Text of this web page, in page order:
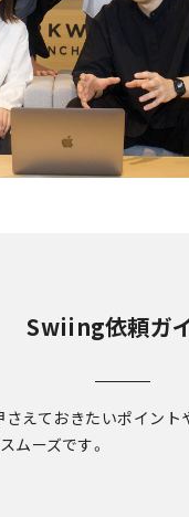
Swiing依頼ガ
えておきたいポイント
ムーズです。